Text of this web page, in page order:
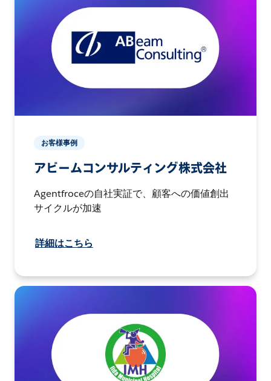
お客様事例
アビームコンサルティング株式会社
Agentfroceの自社実証で、顧客への価値創出
サイクルが加速
詳細はこちら